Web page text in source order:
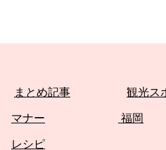
まとめ記事 観光ス
マナー 福岡
レシピ